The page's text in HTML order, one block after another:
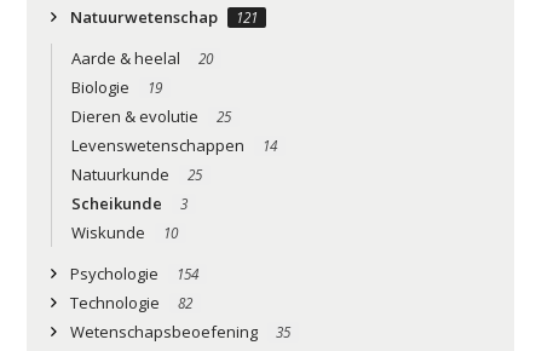
Natuurwetenschap 121
Aarde & heelal 20
Biologie 19
Dieren & evolutie 25
Levenswetenschappen 14
Natuurkunde 25
Scheikunde 3
Wiskunde 10
Psychologie 154
Technologie 82
Wetenschapsbeoefening 35